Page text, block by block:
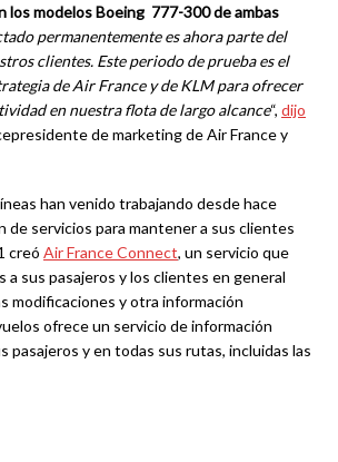
los modelos Boeing 777-300 de ambas
permanentemente es ahora parte del
clientes. Este periodo de prueba es el
de Air France y de KLM para ofrecer
en nuestra flota de largo alcance“, dijo
de marketing de Air France y
han venido trabajando desde hace
de servicios para mantener a sus clientes
creó Air France Connect, un servicio que
a sus pasajeros y los clientes en general
modificaciones y otra información
ofrece un servicio de información
pasajeros y en todas sus rutas, incluidas las